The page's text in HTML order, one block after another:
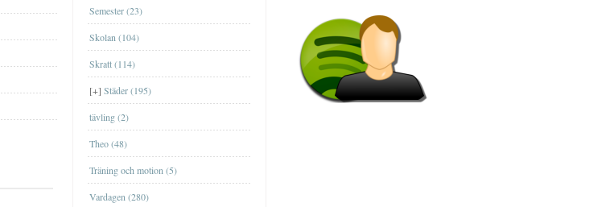
Semester (23)
Skolan (104)
Skratt (114)
[+] Städer (195)
ÖrebroÖrebro
StockholmStockholm
TrollhättanTrollhättan
tävling (2)
Theo (48)
Träning och motion (5)
Vardagen (280)
[+]september
Ta en sväng till Bornholm nästa år?
[+]maj(1)
Shoppa loss med kort
[+]april(2)
Genom Internets spridning
Nu är äntligen SVT:s Öppet arkiv
igång
[+]mars(2)
Att ge bort en upplevelse
Nätcasino
[+]januari
Jag har blivit med fru
Farfar